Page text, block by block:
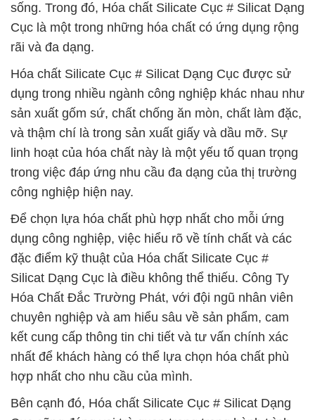
sống. Trong đó, Hóa chất Silicate Cục # Silicat Dạng
Cục là một trong những hóa chất có ứng dụng rộng
rãi và đa dạng.
Hóa chất Silicate Cục # Silicat Dạng Cục được sử
dụng trong nhiều ngành công nghiệp khác nhau như
sản xuất gốm sứ, chất chống ăn mòn, chất làm đặc,
và thậm chí là trong sản xuất giấy và dầu mỡ. Sự
linh hoạt của hóa chất này là một yếu tố quan trọng
trong việc đáp ứng nhu cầu đa dạng của thị trường
công nghiệp hiện nay.
Để chọn lựa hóa chất phù hợp nhất cho mỗi ứng
dụng công nghiệp, việc hiểu rõ về tính chất và các
đặc điểm kỹ thuật của Hóa chất Silicate Cục #
Silicat Dạng Cục là điều không thể thiếu. Công Ty
Hóa Chất Đắc Trường Phát, với đội ngũ nhân viên
chuyên nghiệp và am hiểu sâu về sản phẩm, cam
kết cung cấp thông tin chi tiết và tư vấn chính xác
nhất để khách hàng có thể lựa chọn hóa chất phù
hợp nhất cho nhu cầu của mình.
Bên cạnh đó, Hóa chất Silicate Cục # Silicat Dạng